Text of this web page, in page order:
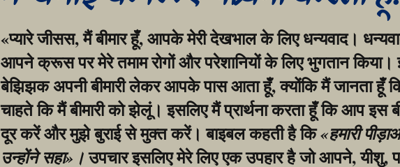
«प्यारे जीसस, मैं बीमार हूँ, आपके मेरी देखभाल के लिए धन्यवाद।
आपने क्रूस पर मेरे तमाम रोगों और परेशानियों के लिए भुगतान किया।
बेझिझक अपनी बीमारी लेकर आपके पास आता हूँ, क्योंकि मैं जानता हूँ
चाहते कि मैं बीमारी को झेलूं। इसलिए मैं प्रार्थना करता हूँ कि आप इस
दूर करें और मुझे बुराई से मुक्त करें। बाइबल कहती है कि «हमारी
उन्होंने सहा»। उपचार इसलिए मेरे लिए एक उपहार है जो आपने, यीशु,